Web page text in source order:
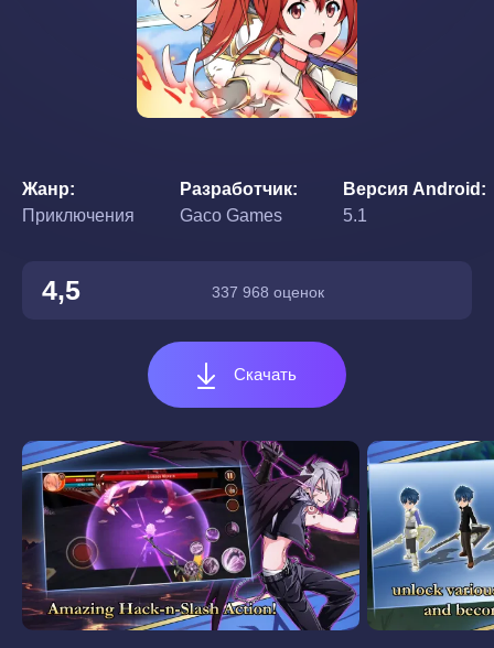
Жанр
Приключения
Разработчик
Gaco Games
Версия Android
5.1
4,5 337 968 оценок
Скачать